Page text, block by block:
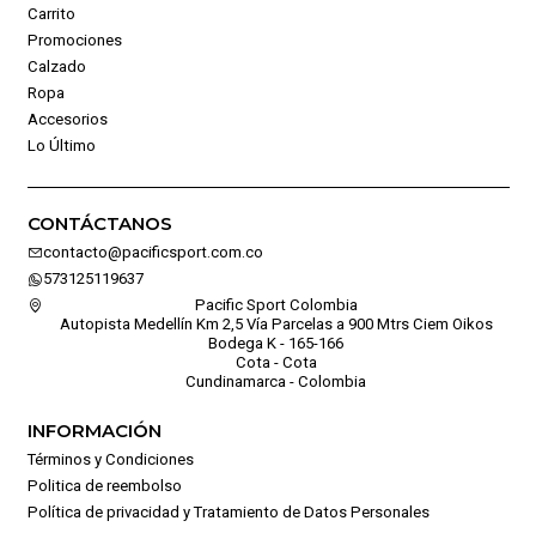
Carrito
Promociones
Calzado
Ropa
Accesorios
Lo Último
CONTÁCTANOS
contacto@pacificsport.com.co
573125119637
Pacific Sport Colombia
Autopista Medellín Km 2,5 Vía Parcelas a 900 Mtrs Ciem Oikos
Bodega K - 165-166
Cota - Cota
Cundinamarca - Colombia
INFORMACIÓN
Términos y Condiciones
Politica de reembolso
Política de privacidad y Tratamiento de Datos Personales